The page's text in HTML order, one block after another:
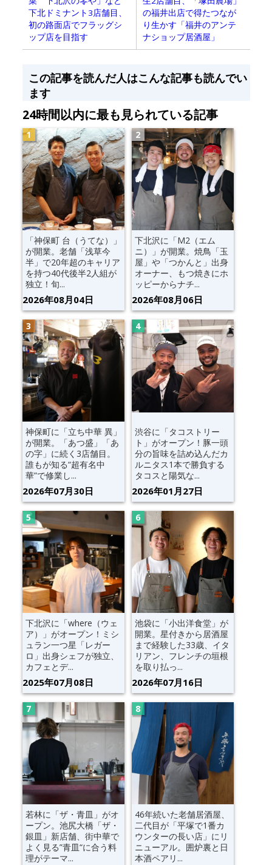
下北ドミナント3店舗目、
初の路面店でフラッグシ
ップ店を目指す
の福井出店で得たつなが
り生かす「福井のアンテ
ナショップ居酒屋」
この記事を読んだ人はこんな記事も読んでい
ます
24時間以内に最も見られている記事
「神保町 台（うてな）」
が開業。老舗「浅草今
半」で20年超のキャリア
を持つ40代後半2人組が
独立！旬...
2026年08月04日
下北沢に「M2（エム
ニ）」が開業。焼鳥「玉
屋」や「つかんと」出身
オーナー、もつ焼きにホ
ッピーからナチ...
2026年08月06日
神保町に「立ち中華 異」
が開業。「あつ盛」「あ
の字」に続く3店舗目。
誰もが知る“超有名中
華”で修業し...
2026年07月30日
渋谷に「タコストリー
ト」がオープン！豚一頭
分の旨味を詰め込んだカ
ルニタス1本で勝負する
タコスと陽気な...
2026年01月27日
下北沢に「where（ウェ
ア）」がオープン！ミシ
ュラン一つ星「レガー
ロ」出身シェフが独立、
カフェとデ...
2025年07月08日
池袋に「小出洋食堂」が
開業。星付きから居酒屋
まで経験した33歳、イタ
リアン、フレンチの垣根
を取り払っ...
2026年07月16日
若林に「ザ・青皿」がオ
ープン。池尻大橋「ザ・
銀皿」新店舗、街中華で
よく見る”青皿“に合う料
理がテーマ...
46年続いた老舗居酒屋、
二代目が「平塚で1番カ
ウンターの長い店」にリ
ニューアル。囲炉裏と日
本酒ペアリ...